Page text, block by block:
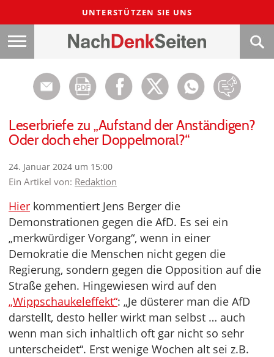
UNTERSTÜTZEN SIE UNS
Leserbriefe zu „Aufstand der Anständigen?
Oder doch eher Doppelmoral?“
24. Januar 2024 um 15:00
Ein Artikel von: Redaktion
Hier kommentiert Jens Berger die
Demonstrationen gegen die AfD. Es sei ein
„merkwürdiger Vorgang“, wenn in einer
Demokratie die Menschen nicht gegen die
Regierung, sondern gegen die Opposition auf die
Straße gehen. Hingewiesen wird auf den
„Wippschaukeleffekt“: „Je düsterer man die AfD
darstellt, desto heller wirkt man selbst … auch
wenn man sich inhaltlich oft gar nicht so sehr
unterscheidet“. Erst wenige Wochen alt sei z.B.